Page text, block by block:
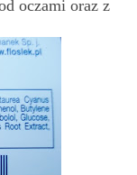
oczami oraz z